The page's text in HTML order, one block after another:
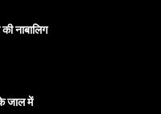
नाबालिग
जाल में